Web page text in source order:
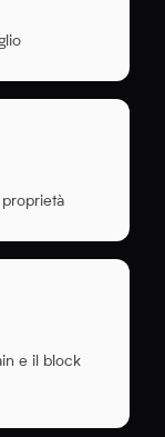
proprietà
e il block